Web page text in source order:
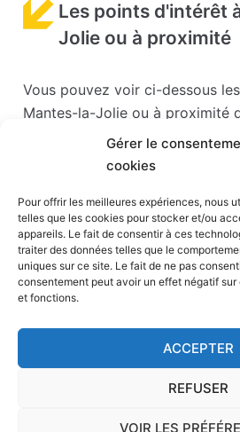
Gérer le
cookies
Pour offrir les meilleures expériences, nous
telles que les cookies pour stocker et/ou
appareils. Le fait de consentir à ces
traiter des données telles que le
uniques sur ce site. Le fait de ne pas
consentement peut avoir un effet négatif
et fonctions.
ACCEPTER
REFUSER
VOIR LES
Les points d'intérêt
Jolie ou à proximité
Vous pouvez voir ci-dessous les
Mantes-la-Jolie ou à proximité
Les points d'intérêts sont
desservis en matière de
sur l'un des liens ci-dessous,
sur l'accessibilité en taxi et la
stations de taxis du point
Parc France miniature(18
Stade Paris la défense arena
Hippodrome Paris-